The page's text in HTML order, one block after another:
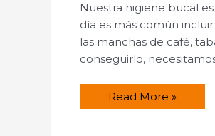
Nuestra higiene bucal
día es más común
las manchas de café,
conseguirlo,
Blanqueante
natural
Read More »